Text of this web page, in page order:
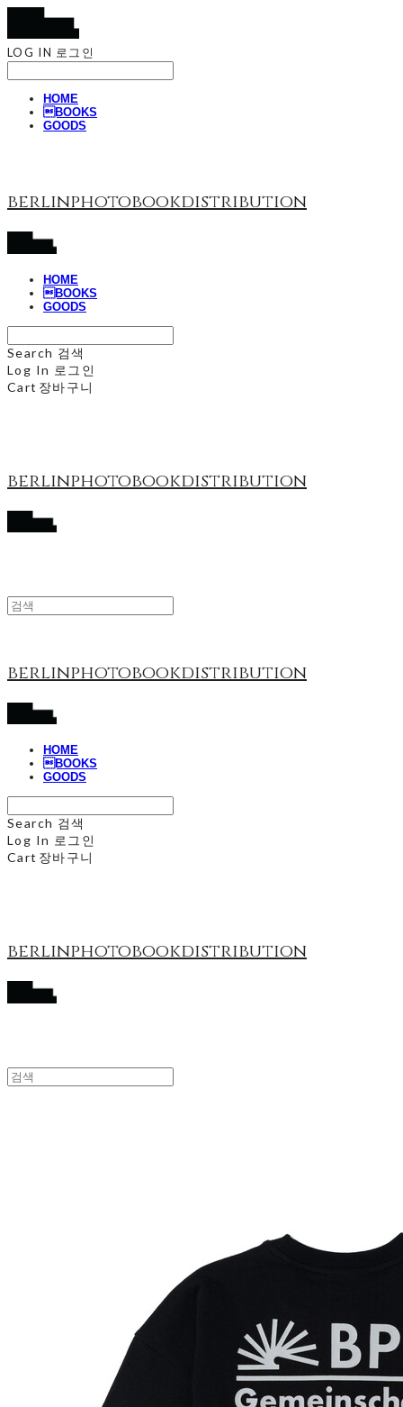
LOG IN 로그인
HOME
BOOKS
GOODS
berlinphotobookdistribution
HOME
BOOKS
GOODS
Search 검색
Log In 로그인
Cart 장바구니
berlinphotobookdistribution
berlinphotobookdistribution
HOME
BOOKS
GOODS
Search 검색
Log In 로그인
Cart 장바구니
berlinphotobookdistribution